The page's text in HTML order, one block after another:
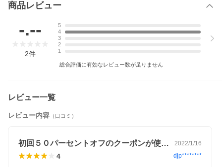
商品レビュー
-.--
2件
5
4
3
2
1
総合評価に有効なレビュー数が足りません
レビュー一覧
レビュー内容 （口コミ）
初回５０パーセントオフのクーポンが使え… 2022/1/16
4 djp********